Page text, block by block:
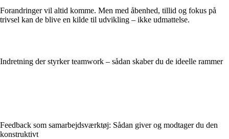
Forandringer vil altid komme. Men med åbenhed, tillid og fokus på
trivsel kan de blive en kilde til udvikling – ikke udmattelse.
Indretning der styrker teamwork – sådan skaber du de ideelle rammer
Feedback som samarbejdsværktøj: Sådan giver og modtager du den
konstruktivt